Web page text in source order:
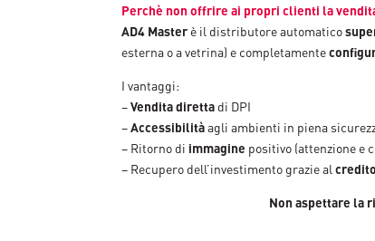
Perchè non offrire ai propri clienti la
AD4 Masterè il distributore automatico
esterna o a vetrina) e completamente
I vantaggi:
–Vendita diretta di DPI
–Accessibilitàagli ambienti in piena
– Ritorno di immagine positivo (attenzione e
– Recupero dell’investimento grazie al
Non aspettare la